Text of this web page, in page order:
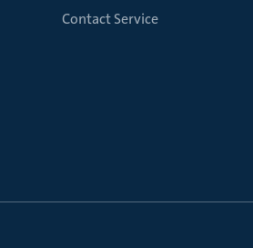
Contact Service